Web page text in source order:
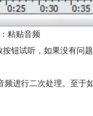
粘贴音频
钮试听，如果没有问
进行二次处理。至于